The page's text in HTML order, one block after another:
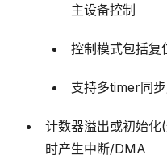
主设备控制
控制模式包括复
支持多timer同
计数器溢出或初始
时产生中断/DMA